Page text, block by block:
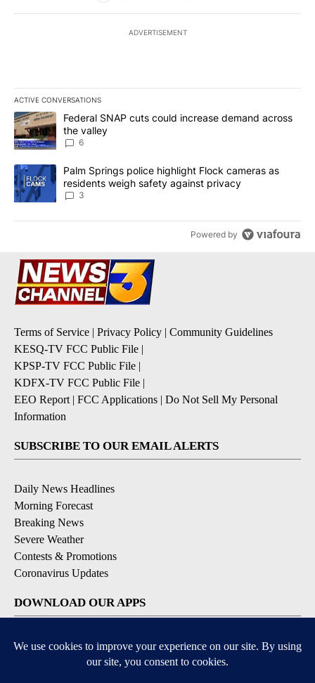
ADVERTISEMENT
ACTIVE CONVERSATIONS
The following is a list of the most commented articles in the last
A trending article titled "Federal SNAP cuts could increase
Federal SNAP cuts could increase demand across
the valley
6
A trending article titled "Palm Springs police highlight Flock
Palm Springs police highlight Flock cameras as
residents weigh safety against privacy
3
Powered by
Terms of Service | Privacy Policy | Community Guidelines
KESQ-TV FCC Public File |
KPSP-TV FCC Public File |
KDFX-TV FCC Public File |
EEO Report | FCC Applications | Do Not Sell My Personal
Information
SUBSCRIBE TO OUR EMAIL ALERTS
Daily News Headlines
Morning Forecast
Breaking News
Severe Weather
Contests & Promotions
Coronavirus Updates
DOWNLOAD OUR APPS
Available for iOS and Android